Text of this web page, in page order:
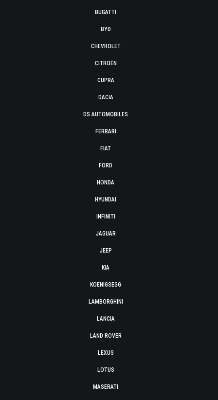
BUGATTI
BYD
CHEVROLET
CITROËN
CUPRA
DACIA
DS AUTOMOBILES
FERRARI
FIAT
FORD
HONDA
HYUNDAI
INFINITI
JAGUAR
JEEP
KIA
KOENIGSEGG
LAMBORGHINI
LANCIA
LAND ROVER
LEXUS
LOTUS
MASERATI